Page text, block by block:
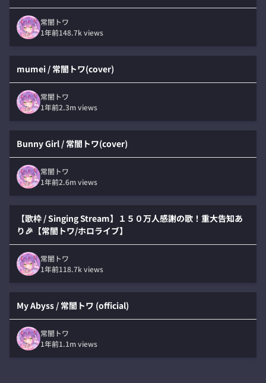
常闇トワ
1年前148.7kviews
mumei / 常闇トワ(cover)
常闇トワ
1年前2.3mviews
Bunny Girl / 常闇トワ(cover)
常闇トワ
1年前2.6mviews
【歌枠 / Singing Stream】１５０万人感謝の歌！重大告知あ
り🎉【常闇トワ/ホロライブ】
常闇トワ
1年前118.7kviews
My Abyss / 常闇トワ (official)
常闇トワ
1年前1.1mviews